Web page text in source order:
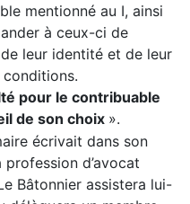
mentionné au I, ainsi
à ceux-ci de
leur identité et de leur
conditions.
pour le contribuable
de son choix ».
écrivait dans son
d’avocat
Bâtonnier assistera lui-